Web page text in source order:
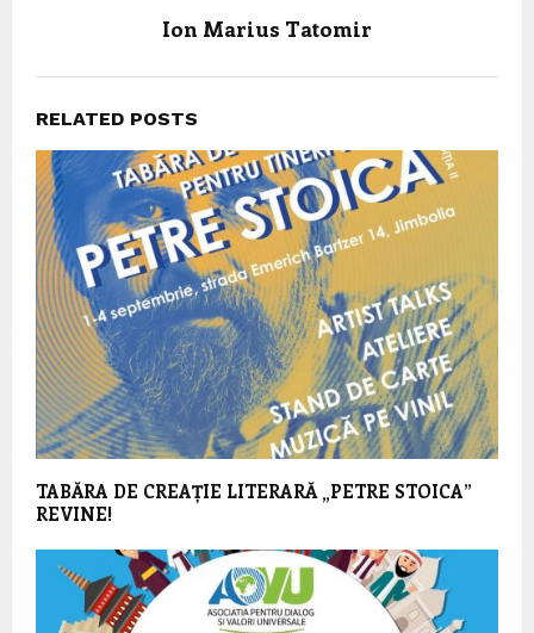
Ion Marius Tatomir
RELATED POSTS
TABĂRA DE CREAȚIE LITERARĂ „PETRE STOICA”
REVINE!